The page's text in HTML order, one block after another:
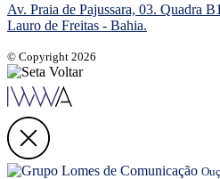
Av. Praia de Pajussara, 03. Quadra
Lauro de Freitas - Bahia.
© Copyright 2026